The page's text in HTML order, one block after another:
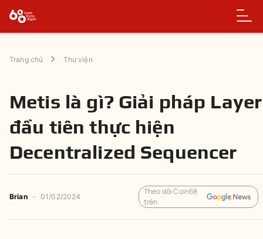
Trang chủ Thư viện
Metis là gì? Giải pháp
đầu tiên thực hiện
Decentralized Sequencer
Brian - 01/02/2024
Theo dõi Coin68
trên